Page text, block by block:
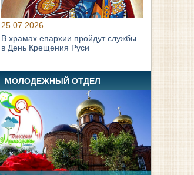
25.07.2026
В храмах епархии пройдут службы
в День Крещения Руси
МОЛОДЕЖНЫЙ ОТДЕЛ